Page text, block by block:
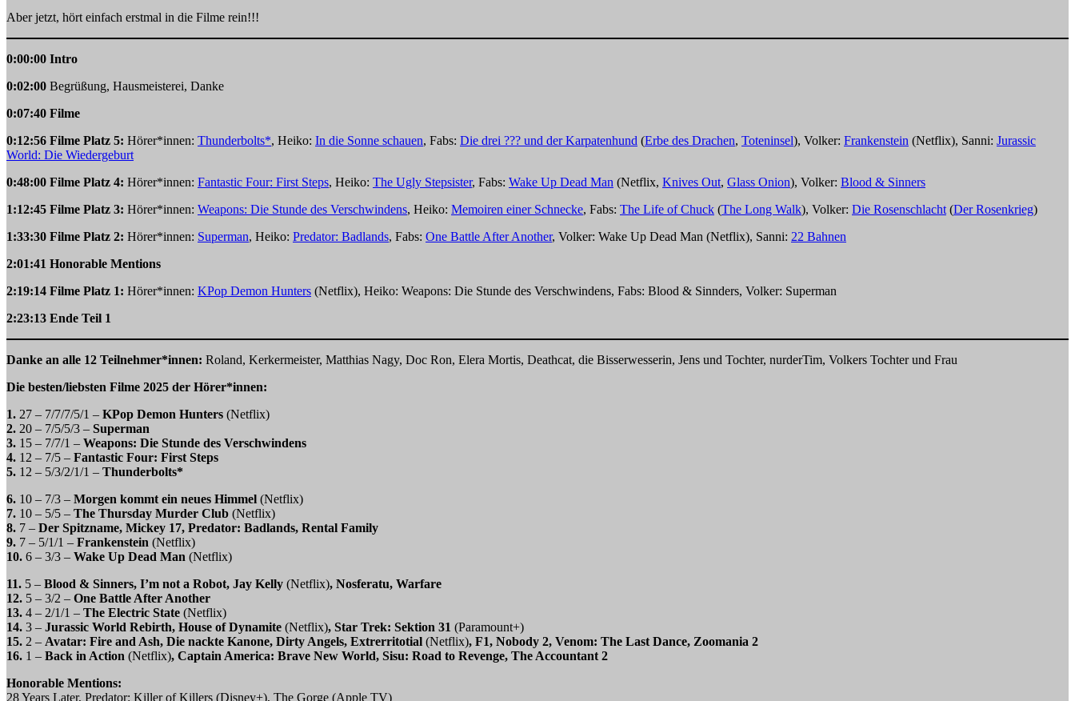
Aber jetzt, hört einfach erstmal in die Filme rein!!!
0:00:00 Intro
0:02:00 Begrüßung, Hausmeisterei, Danke
0:07:40 Filme
0:12:56 Filme Platz 5: Hörer*innen: Thunderbolts*, Heiko: In die Sonne schauen, Fabs: Die drei ??? und der Karpatenhund (Erbe des Drachen, Toteninsel), Volker: Frankenstein (Netflix), Sanni: Jurassic
World: Die Wiedergeburt
0:48:00 Filme Platz 4: Hörer*innen: Fantastic Four: First Steps, Heiko: The Ugly Stepsister, Fabs: Wake Up Dead Man (Netflix, Knives Out, Glass Onion), Volker: Blood & Sinners
1:12:45 Filme Platz 3: Hörer*innen: Weapons: Die Stunde des Verschwindens, Heiko: Memoiren einer Schnecke, Fabs: The Life of Chuck (The Long Walk), Volker: Die Rosenschlacht (Der Rosenkrieg)
1:33:30 Filme Platz 2: Hörer*innen: Superman, Heiko: Predator: Badlands, Fabs: One Battle After Another, Volker: Wake Up Dead Man (Netflix), Sanni: 22 Bahnen
2:01:41 Honorable Mentions
2:19:14 Filme Platz 1: Hörer*innen: KPop Demon Hunters (Netflix), Heiko: Weapons: Die Stunde des Verschwindens, Fabs: Blood & Sinnders, Volker: Superman
2:23:13 Ende Teil 1
Danke an alle 12 Teilnehmer*innen: Roland, Kerkermeister, Matthias Nagy, Doc Ron, Elera Mortis, Deathcat, die Bisserwesserin, Jens und Tochter, nurderTim, Volkers Tochter und Frau
Die besten/liebsten Filme 2025 der Hörer*innen:
1. 27 – 7/7/7/5/1 – KPop Demon Hunters (Netflix)
2. 20 – 7/5/5/3 – Superman
3. 15 – 7/7/1 – Weapons: Die Stunde des Verschwindens
4. 12 – 7/5 – Fantastic Four: First Steps
5. 12 – 5/3/2/1/1 – Thunderbolts*
6. 10 – 7/3 – Morgen kommt ein neues Himmel (Netflix)
7. 10 – 5/5 – The Thursday Murder Club (Netflix)
8. 7 – Der Spitzname, Mickey 17, Predator: Badlands, Rental Family
9. 7 – 5/1/1 – Frankenstein (Netflix)
10. 6 – 3/3 – Wake Up Dead Man (Netflix)
11. 5 – Blood & Sinners, I’m not a Robot, Jay Kelly (Netflix), Nosferatu, Warfare
12. 5 – 3/2 – One Battle After Another
13. 4 – 2/1/1 – The Electric State (Netflix)
14. 3 – Jurassic World Rebirth, House of Dynamite (Netflix), Star Trek: Sektion 31 (Paramount+)
15. 2 – Avatar: Fire and Ash, Die nackte Kanone, Dirty Angels, Extrerritotial (Netflix), F1, Nobody 2, Venom: The Last Dance, Zoomania 2
16. 1 – Back in Action (Netflix), Captain America: Brave New World, Sisu: Road to Revenge, The Accountant 2
Honorable Mentions:
28 Years Later, Predator: Killer of Killers (Disney+), The Gorge (Apple TV)